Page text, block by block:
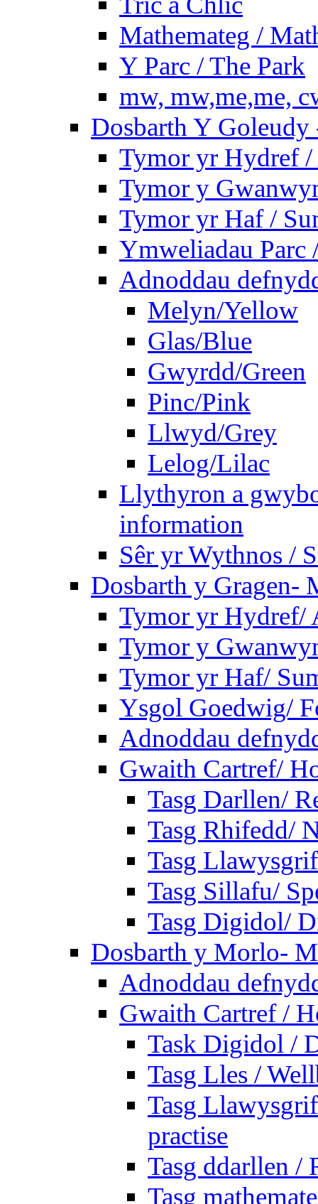
Mathemateg /
Y Parc / The Park
mw, mw,me,me,
Dosbarth Y
Tymor yr Hydref
Tymor y
Tymor yr Haf /
Ymweliadau Parc
Adnoddau
Melyn/Yellow
Glas/Blue
Gwyrdd/Green
Pinc/Pink
Llwyd/Grey
Lelog/Lilac
Llythyron a
information
Sêr yr Wythnos /
Dosbarth y Gragen-
Tymor yr Hydref/
Tymor y
Tymor yr Haf/
Ysgol Goedwig/
Adnoddau
Gwaith Cartref/
Tasg Darllen/
Tasg Rhifedd/
Tasg
Tasg Sillafu/
Tasg Digidol/
Dosbarth y Morlo-
Adnoddau
Gwaith Cartref /
Task Digidol /
Tasg Lles /
Tasg
practise
Tasg ddarllen /
Tasg